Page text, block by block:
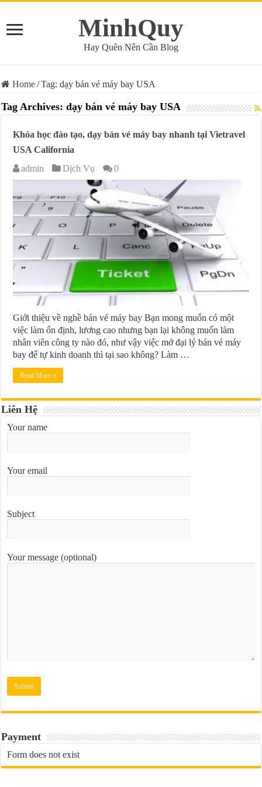
MinhQuy
Hay Quên Nên Cần Blog
Home/Tag:dạy bán vé máy bay USA
Tag Archives:dạy bán vé máy bay USA
Khóa học đào tạo, dạy bán vé máy bay nhanh tại Vietravel
USA California
admin
Dịch Vụ 0
Giới thiệu về nghề bán vé máy bay Bạn mong muốn có một
việc làm ổn định, lương cao nhưng bạn lại không muốn làm
nhân viên công ty nào đó, như vậy việc mở đại lý bán vé máy
bay để tự kinh doanh thì tại sao không? Làm …
Read More »
Liên Hệ
Your name
Your email
Subject
Your message (optional)
Payment
Form does not exist